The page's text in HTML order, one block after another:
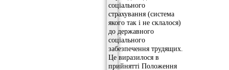
соціального
страхування (система
якого так і не склалося)
до державного
соціального
забезпечення трудящих.
Це виразилося в
прийнятті Положення